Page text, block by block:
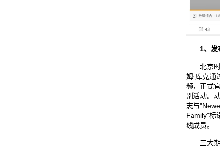
1、发
北京时
姆·库克通
频，正式
别活动。
志与
Family"标
线成员。
三大期